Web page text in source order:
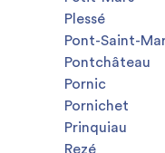
Plessé
Pont-Saint-
Pontchâteau
Pornic
Pornichet
Prinquiau
Rezé